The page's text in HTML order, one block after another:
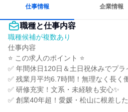
仕事情報 企業情報
職種と仕事内容
職種候補が複数あり
仕事内容
⭐ この求人のポイント ⭐
✅ 年間休日120日＆土日祝休みでプラ
✅ 残業月平均6.7時間！無理なく長く
✅ 研修充実！文系・未経験も安心✨
✅ 創業40年超！愛媛・松山に根差し